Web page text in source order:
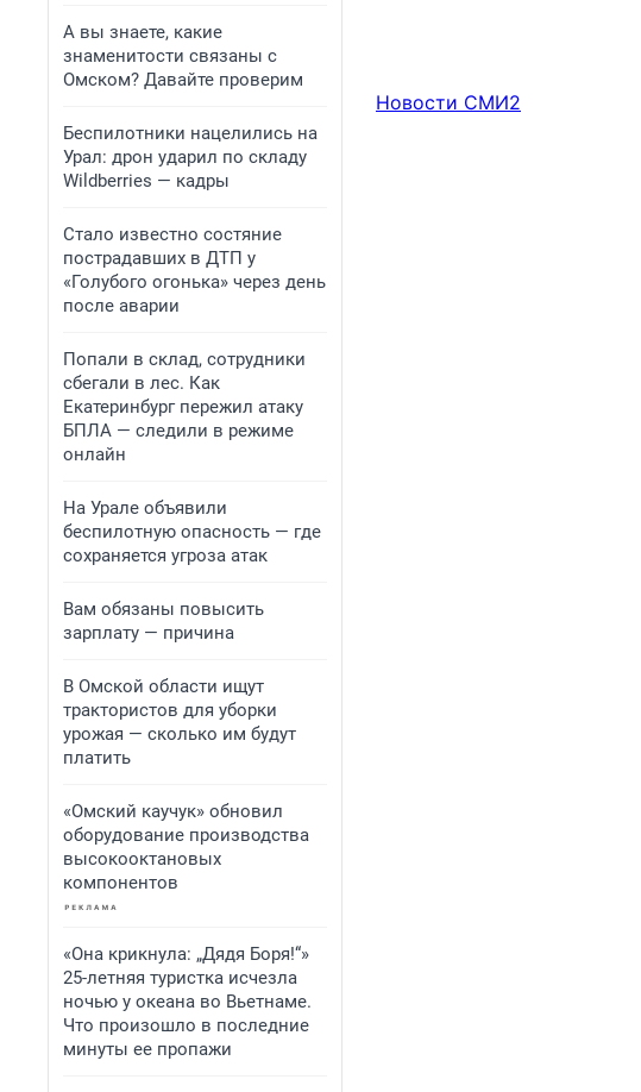
А вы знаете, какие
знаменитости связаны с
Омском? Давайте проверим
Беспилотники нацелились на
Урал: дрон ударил по складу
Wildberries — кадры
Стало известно состяние
пострадавших в ДТП у
«Голубого огонька» через день
после аварии
Попали в склад, сотрудники
сбегали в лес. Как
Екатеринбург пережил атаку
БПЛА — следили в режиме
онлайн
На Урале объявили
беспилотную опасность — где
сохраняется угроза атак
Вам обязаны повысить
зарплату — причина
В Омской области ищут
трактористов для уборки
урожая — сколько им будут
платить
«Омский каучук» обновил
оборудование производства
высокооктановых
компонентов
«Она крикнула: „Дядя Боря!“»
25-летняя туристка исчезла
ночью у океана во Вьетнаме.
Что произошло в последние
минуты ее пропажи
Новости СМИ2